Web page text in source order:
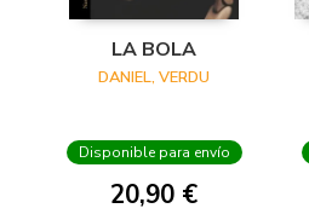
LA BOLA
DANIEL, VERDU
Disponible para envío
20,90 €